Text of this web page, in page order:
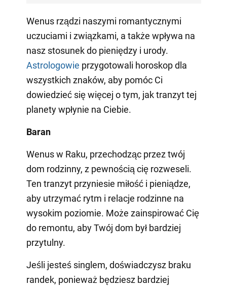
Wenus rządzi naszymi romantycznymi
uczuciami i związkami, a także wpływa na
nasz stosunek do pieniędzy i urody.
Astrologowie przygotowali horoskop dla
wszystkich znaków, aby pomóc Ci
dowiedzieć się więcej o tym, jak tranzyt tej
planety wpłynie na Ciebie.
Baran
Wenus w Raku, przechodząc przez twój
dom rodzinny, z pewnością cię rozweseli.
Ten tranzyt przyniesie miłość i pieniądze,
aby utrzymać rytm i relacje rodzinne na
wysokim poziomie. Może zainspirować Cię
do remontu, aby Twój dom był bardziej
przytulny.
Jeśli jesteś singlem, doświadczysz braku
randek, ponieważ będziesz bardziej